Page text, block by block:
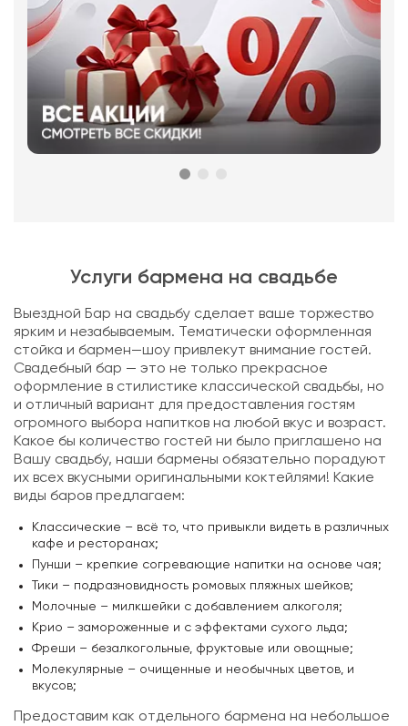
Услуги бармена на свадьбе
Выездной Бар на свадьбу сделает ваше торжество
ярким и незабываемым. Тематически оформленная
стойка и бармен—шоу привлекут внимание гостей.
Свадебный бар — это не только прекрасное
оформление в стилистике классической свадьбы, но
и отличный вариант для предоставления гостям
огромного выбора напитков на любой вкус и возраст.
Какое бы количество гостей ни было приглашено на
Вашу свадьбу, наши бармены обязательно порадуют
их всех вкусными оригинальными коктейлями! Какие
виды баров предлагаем:
Классические – всё то, что привыкли видеть в различных
кафе и ресторанах;
Пунши – крепкие согревающие напитки на основе чая;
Тики – подразновидность ромовых пляжных шейков;
Молочные – милкшейки с добавлением алкоголя;
Крио – замороженные и с эффектами сухого льда;
Фреши – безалкогольные, фруктовые или овощные;
Молекулярные – очищенные и необычных цветов, и
вкусов;
Предоставим как отдельного бармена на небольшое